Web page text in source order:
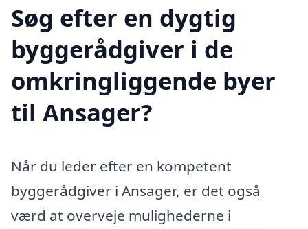
Søg efter en dygtig
byggerådgiver i de
omkringliggende byer
til Ansager?
Når du leder efter en kompetent
byggerådgiver i Ansager, er det også
værd at overveje mulighederne i